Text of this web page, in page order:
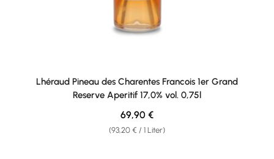
Lhéraud Pineau des Charentes Francois 1er Grand
Reserve Aperitif 17,0% vol. 0,75l
(93,20 € / 1 Liter)
Regulärer Preis:
69,90 €